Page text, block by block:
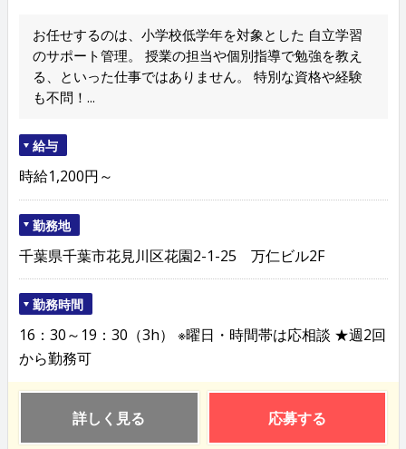
お任せするのは、小学校低学年を対象とした 自立学習
のサポート管理。 授業の担当や個別指導で勉強を教え
る、といった仕事ではありません。 特別な資格や経験
も不問！...
給与
時給1,200円～
勤務地
千葉県千葉市花見川区花園2-1-25 万仁ビル2F
勤務時間
16：30～19：30（3h） ※曜日・時間帯は応相談 ★週2回
から勤務可
詳しく見る 応募する